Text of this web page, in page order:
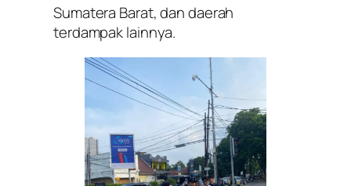
Sumatera Barat, dan daerah
terdampak lainnya.